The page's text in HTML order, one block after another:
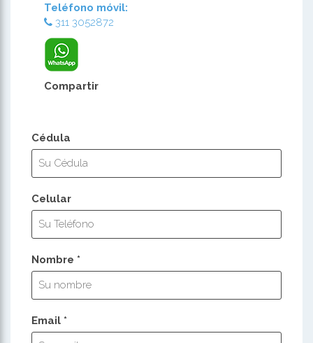
Teléfono móvil:
311 3052872
Compartir
Cédula
Celular
Nombre *
Email *